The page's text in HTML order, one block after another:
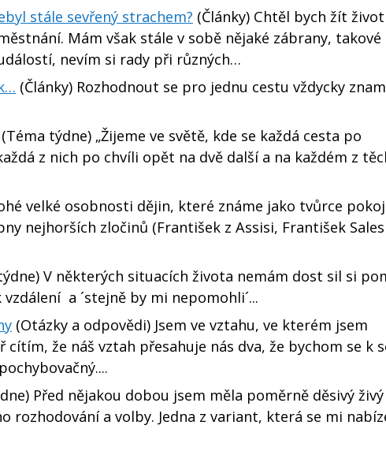
stále sevřený strachem? (Články) Chtěl bych žít život
Mám však stále v sobě nějaké zábrany, takové
nevím si rady při různých…
(Články) Rozhodnout se pro jednu cestu vždycky
(Téma týdne) „Žijeme ve světě, kde se každá cesta po
z nich po chvíli opět na dvě další a na každém z
velké osobnosti dějin, které známe jako tvůrce
nejhorších zločinů (František z Assisi, František
V některých situacích života nemám dost sil si
a ´stejně by mi nepomohli´...
(Otázky a odpovědi) Jsem ve vztahu, ve kterém jsem
že náš vztah přesahuje nás dva, že bychom se k
Před nějakou dobou jsem měla poměrně děsivý živý
rozhodování a volby. Jedna z variant, která se mi